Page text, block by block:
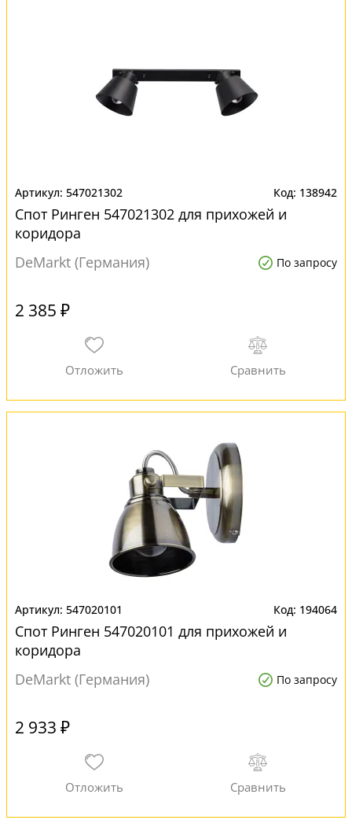
547021302 138942
Спот Ринген 547021302 для прихожей и
коридора
DeMarkt (Германия)
По запросу
2 385 ₽
547020101 194064
Спот Ринген 547020101 для прихожей и
коридора
DeMarkt (Германия)
По запросу
2 933 ₽